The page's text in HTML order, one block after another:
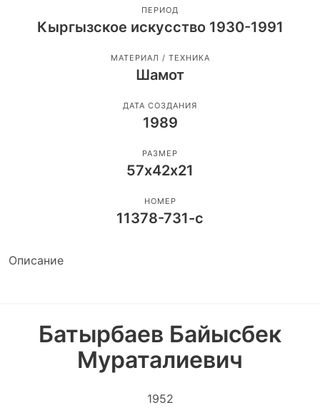
ПЕРИОД
Кыргызское искусство 1930-1991
МАТЕРИАЛ / ТЕХНИКА
Шамот
ДАТА СОЗДАНИЯ
1989
РАЗМЕР
57х42х21
НОМЕР
11378-731-с
Описание
Батырбаев Байысбек
Мураталиевич
1952